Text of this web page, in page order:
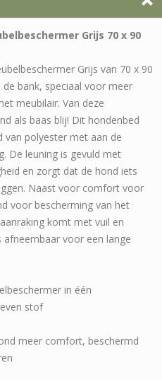
Grijs 70 x 90
Grijs van 70 x 90
bank, speciaal voor meer
meubilair. Van deze
als baas blij! Dit hondenbed
van polyester met aan de
De leuning is gevuld met
en zorgt dat de hond iets
Naast voor comfort voor
voor bescherming van het
komt met vuil en
afneembaar voor een lange
in één
stof
meer comfort, beschermd